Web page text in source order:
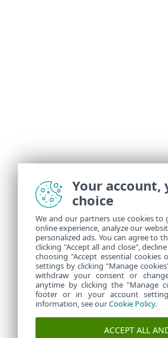
Your account,
choice
We and our partners use cookies
online experience, analyze our
personalized ads. You can agree to
clicking "Accept all and close",
choosing "Accept essential
settings by clicking "Manage
withdraw your consent or
anytime by clicking the "Manage
footer or in your account
information, see ourCookie Policy.
ACCEPT ALL